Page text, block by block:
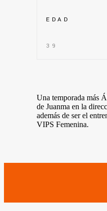
EDAD
39
Una temporada más
de Juanma en la
además de ser el
VIPS Femenina.